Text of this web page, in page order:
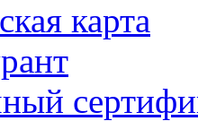
карта